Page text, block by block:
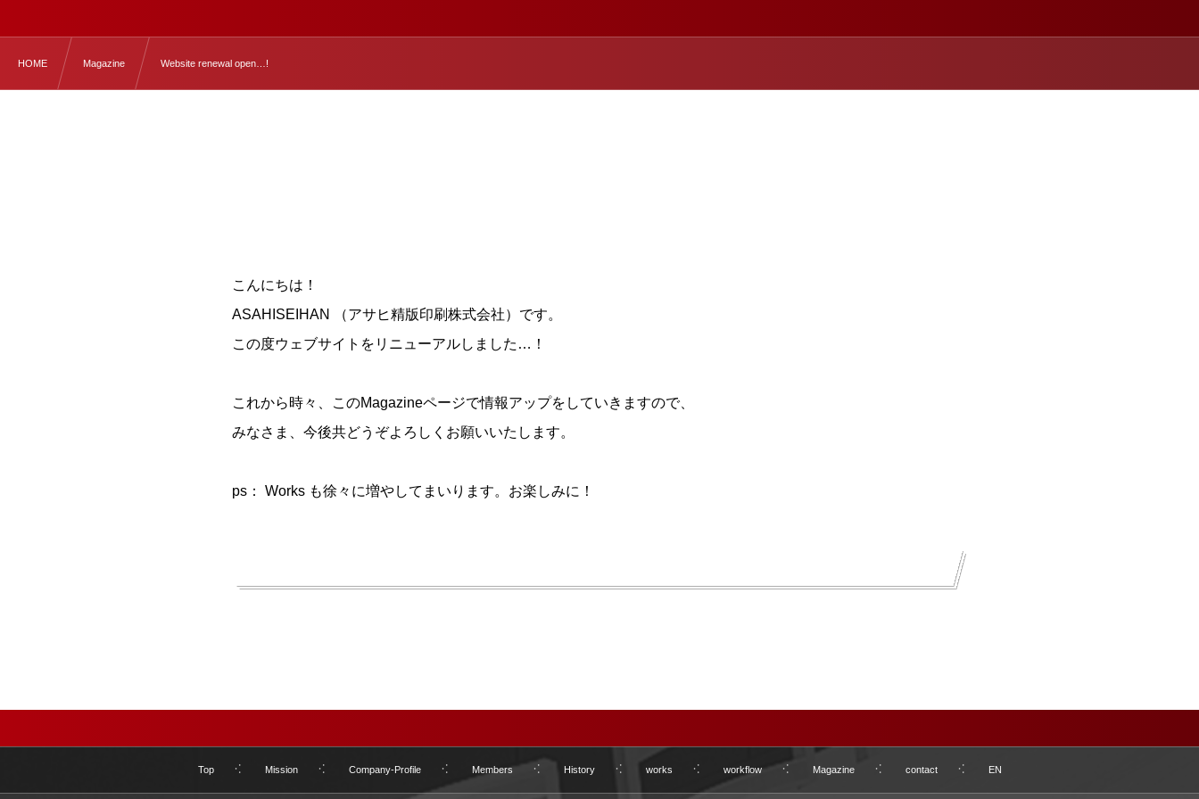
HOME Magazine Website renewal open…!
こんにちは！
ASAHISEIHAN （アサヒ精版印刷株式会社）です。
この度ウェブサイトをリニューアルしました…！
これから時々、このMagazineページで情報アップをしていきますので、
みなさま、今後共どうぞよろしくお願いいたします。
ps： Works も徐々に増やしてまいります。お楽しみに！
Top Mission Company-Profile Members History works workflow Magazine contact EN